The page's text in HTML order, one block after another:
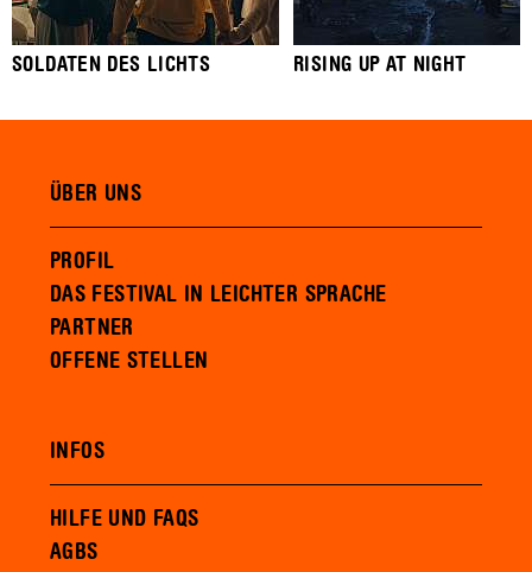
SOLDATEN DES LICHTS RISING UP AT NIGHT
ÜBER UNS
PROFIL
DAS FESTIVAL IN LEICHTER SPRACHE
PARTNER
OFFENE STELLEN
INFOS
HILFE UND FAQS
AGBS